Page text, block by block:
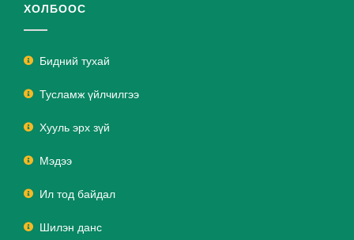
ХОЛБООС
Бидний тухай
Тусламж үйлчилгээ
Хууль эрх зүй
Мэдээ
Ил тод байдал
Шилэн данс